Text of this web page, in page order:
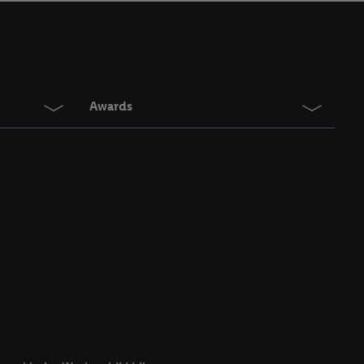
Awards
Meer informatie,
in te